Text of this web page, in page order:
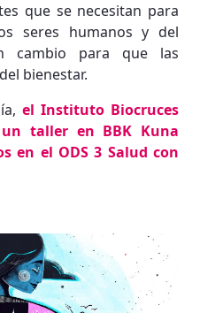
que se necesitan para
seres humanos y del
cambio para que las
bienestar.
el Instituto Biocruces
taller en BBK Kuna
en el ODS 3 Salud con